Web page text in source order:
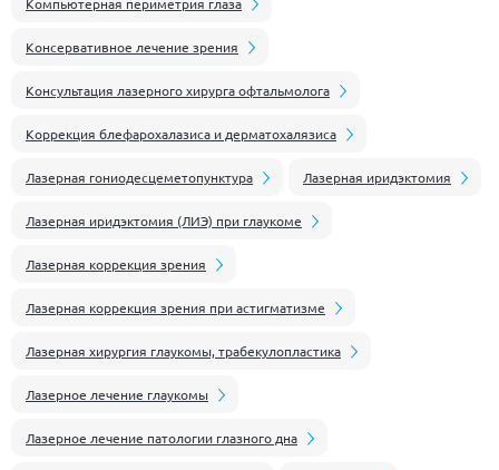
Консервативное лечение зрения
Консультация лазерного хирурга офтальмолога
Коррекция блефарохалазиса и дерматохалязиса
Лазерная гониодесцеметопунктура Лазерная иридэктомия
Лазерная иридэктомия (ЛИЭ) при глаукоме
Лазерная коррекция зрения
Лазерная коррекция зрения при астигматизме
Лазерная хирургия глаукомы, трабекулопластика
Лазерное лечение глаукомы
Лазерное лечение патологии глазного дна